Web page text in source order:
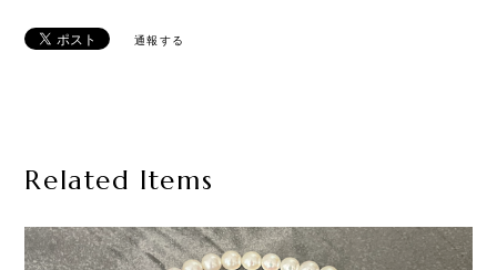
通報する
Related Items